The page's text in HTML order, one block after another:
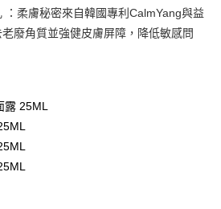
後，再付款。
程】
先享後付」後，將跳轉至「AFTEE先享後付」
繳費通知簡訊。
內，點擊此簡訊中的連結，可透過四大超商／
行付款，方視為交易完成。
需立刻繳費，但若您需要取消訂單，請聯絡
意取消之訂單仍視為有效，需透過AFTEE先享
先享後付 」之結帳頁面顯示為準，若有關於
含以上)免運費
以上)免運費
含以上)免運費
：柔膚秘密來自韓國專利CalmYang與益
廢角質並強健皮膚屏障，降低敏感問
露 25ML